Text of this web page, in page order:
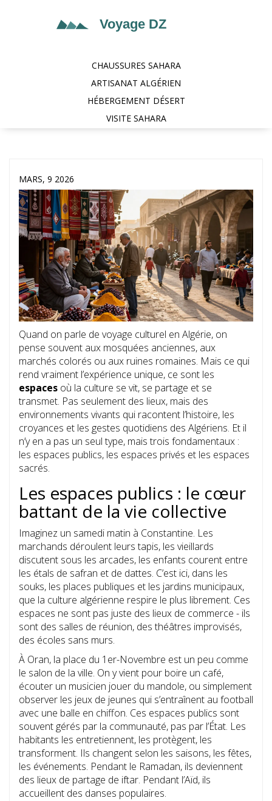
CHAUSSURES SAHARA
ARTISANAT ALGÉRIEN
HÉBERGEMENT DÉSERT
VISITE SAHARA
MARS, 9 2026
Quand on parle de voyage culturel en Algérie, on
pense souvent aux mosquées anciennes, aux
marchés colorés ou aux ruines romaines. Mais ce qui
rend vraiment l’expérience unique, ce sont les
espaces où la culture se vit, se partage et se
transmet. Pas seulement des lieux, mais des
environnements vivants qui racontent l’histoire, les
croyances et les gestes quotidiens des Algériens. Et il
n’y en a pas un seul type, mais trois fondamentaux :
les espaces publics, les espaces privés et les espaces
sacrés.
Les espaces publics : le cœur
battant de la vie collective
Imaginez un samedi matin à Constantine. Les
marchands déroulent leurs tapis, les vieillards
discutent sous les arcades, les enfants courent entre
les étals de safran et de dattes. C’est ici, dans les
souks, les places publiques et les jardins municipaux,
que la culture algérienne respire le plus librement. Ces
espaces ne sont pas juste des lieux de commerce - ils
sont des salles de réunion, des théâtres improvisés,
des écoles sans murs.
À Oran, la place du 1er-Novembre est un peu comme
le salon de la ville. On y vient pour boire un café,
écouter un musicien jouer du mandole, ou simplement
observer les jeux de jeunes qui s’entraînent au football
avec une balle en chiffon. Ces espaces publics sont
souvent gérés par la communauté, pas par l’État. Les
habitants les entretiennent, les protègent, les
transforment. Ils changent selon les saisons, les fêtes,
les événements. Pendant le Ramadan, ils deviennent
des lieux de partage de iftar. Pendant l’Aïd, ils
accueillent des danses populaires.